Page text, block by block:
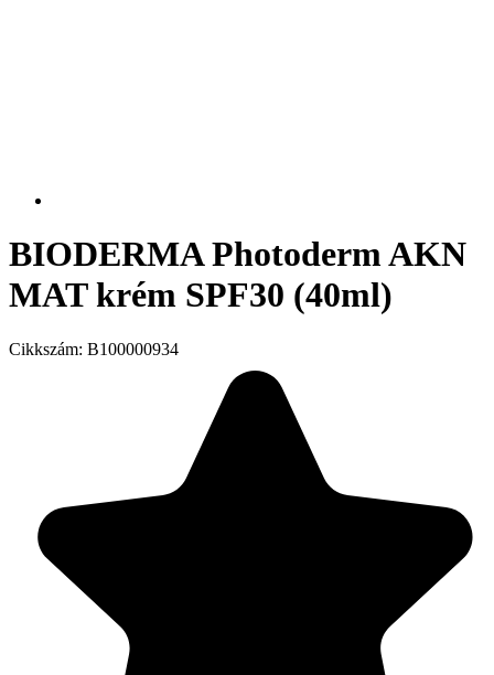
BIODERMA Photoderm AKN
MAT krém SPF30 (40ml)
Cikkszám: B100000934